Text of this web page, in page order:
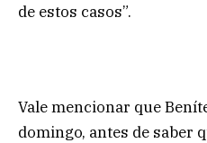
de estos casos”.
Vale mencionar que
domingo, antes de saber